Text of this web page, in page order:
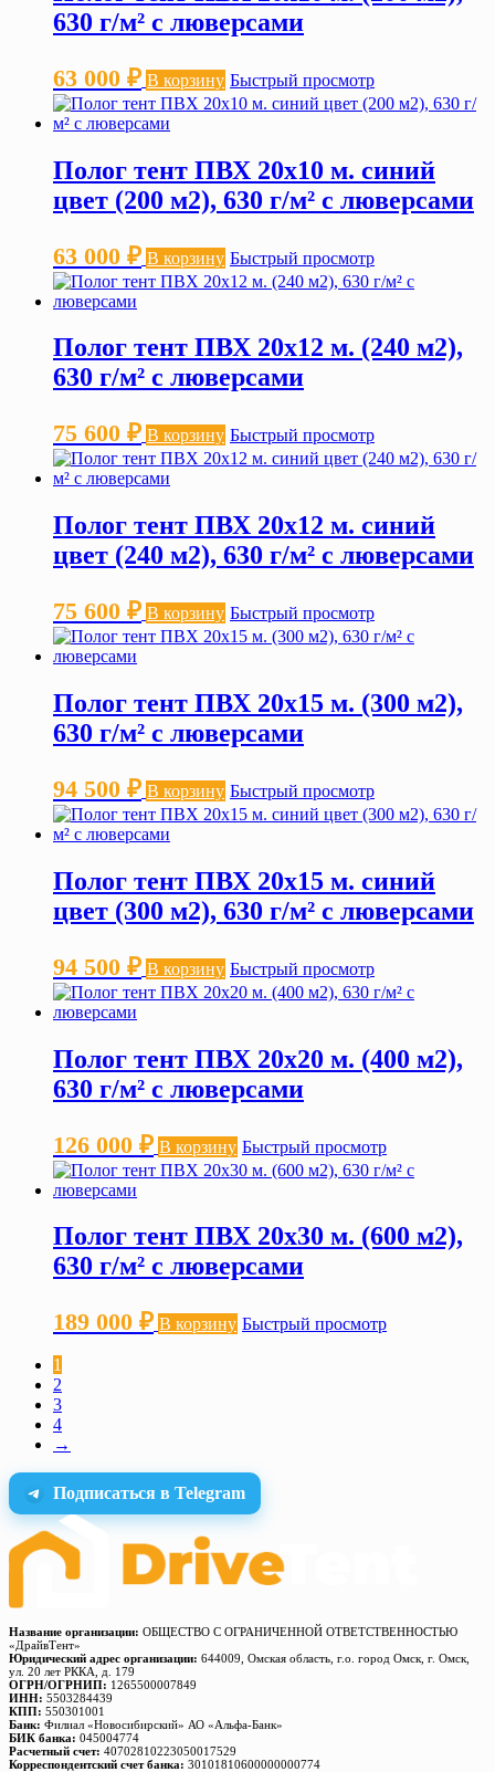
630 г/м² с люверсами
63 000 ₽ В корзину Быстрый просмотр
Полог тент ПВХ 20х10 м. синий
цвет (200 м2), 630 г/м² с люверсами
63 000 ₽ В корзину Быстрый просмотр
Полог тент ПВХ 20х12 м. (240 м2),
630 г/м² с люверсами
75 600 ₽ В корзину Быстрый просмотр
Полог тент ПВХ 20х12 м. синий
цвет (240 м2), 630 г/м² с люверсами
75 600 ₽ В корзину Быстрый просмотр
Полог тент ПВХ 20х15 м. (300 м2),
630 г/м² с люверсами
94 500 ₽ В корзину Быстрый просмотр
Полог тент ПВХ 20х15 м. синий
цвет (300 м2), 630 г/м² с люверсами
94 500 ₽ В корзину Быстрый просмотр
Полог тент ПВХ 20х20 м. (400 м2),
630 г/м² с люверсами
126 000 ₽ В корзину Быстрый просмотр
Полог тент ПВХ 20х30 м. (600 м2),
630 г/м² с люверсами
189 000 ₽ В корзину Быстрый просмотр
1
2
3
4
→
Подписаться в Telegram
Название организации: ОБЩЕСТВО С ОГРАНИЧЕННОЙ ОТВЕТСТВЕННОСТЬЮ
«ДрайвТент»
Юридический адрес организации: 644009, Омская область, г.о. город Омск, г. Омск,
ул. 20 лет РККА, д. 179
ОГРН/ОГРНИП: 1265500007849
ИНН: 5503284439
КПП: 550301001
Банк: Филиал «Новосибирский» АО «Альфа-Банк»
БИК банка: 045004774
Расчетный счет: 40702810223050017529
Корреспондентский счет банка: 30101810600000000774